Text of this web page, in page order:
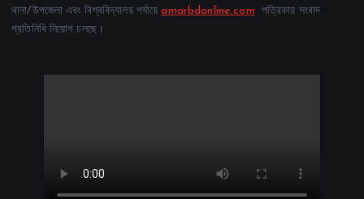
থানা/উপজেলা এবং বিশ্ববিদ্যালয় পর্যায়েamarbdonline.comপত্রিকায় সংবাদ
প্রতিনিধি নিয়োগ চলছে।